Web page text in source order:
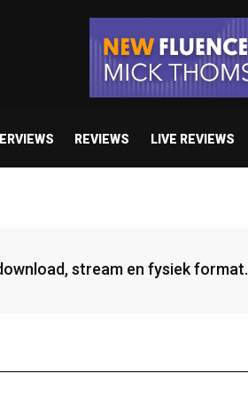
REVIEWS LIVE REVIEWS
stream en fysiek format.